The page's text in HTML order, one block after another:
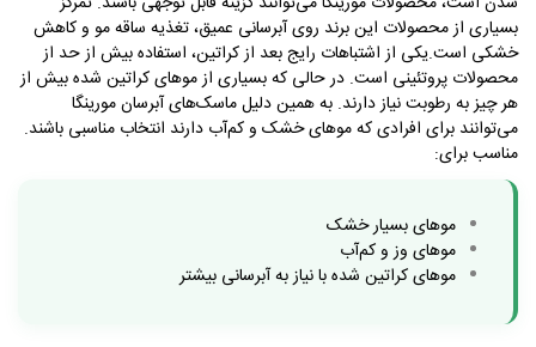
بسیاری از محصولات این برند روی آبرسانی عمیق، تغذیه ساقه مو و کاهش
خشکی است.یکی از اشتباهات رایج بعد از کراتین، استفاده بیش از حد از
محصولات پروتئینی است. در حالی که بسیاری از موهای کراتین شده بیش از
هر چیز به رطوبت نیاز دارند. به همین دلیل ماسک‌های آبرسان مورینگا
می‌توانند برای افرادی که موهای خشک و کم‌آب دارند انتخاب مناسبی باشند.
مناسب برای:
موهای بسیار خشک
موهای وز و کم‌آب
موهای کراتین شده با نیاز به آبرسانی بیشتر